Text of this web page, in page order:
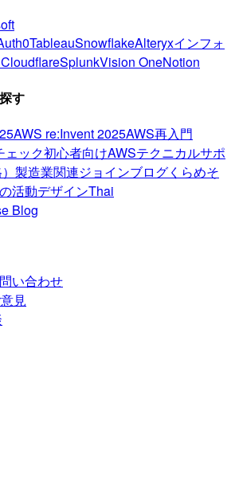
TableauSnowflakeAlteryxインフォ
CloudflareSplunkVision OneNotion
す
AWS re:Invent 2025AWS再入門
ェック初心者向けAWSテクニカルサポ
製造業関連ジョインブログくらめそ
活動デザインThai
Blog
い合わせ
見